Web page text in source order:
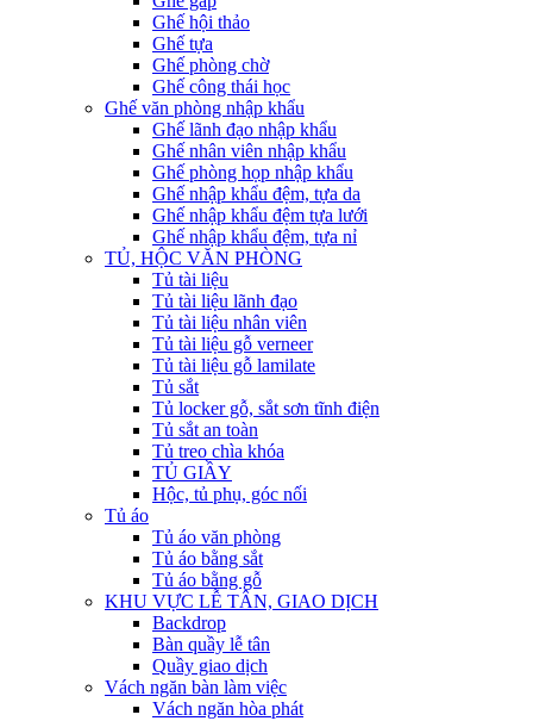
Ghế hội thảo
Ghế tựa
Ghế phòng chờ
Ghế công thái học
Ghế văn phòng nhập khẩu
Ghế lãnh đạo nhập khẩu
Ghế nhân viên nhập khẩu
Ghế phòng họp nhập khẩu
Ghế nhập khẩu đệm, tựa da
Ghế nhập khẩu đệm tựa lưới
Ghế nhập khẩu đệm, tựa nỉ
TỦ, HỘC VĂN PHÒNG
Tủ tài liệu
Tủ tài liệu lãnh đạo
Tủ tài liệu nhân viên
Tủ tài liệu gỗ verneer
Tủ tài liệu gỗ lamilate
Tủ sắt
Tủ locker gỗ, sắt sơn tĩnh điện
Tủ sắt an toàn
Tủ treo chìa khóa
TỦ GIẦY
Hộc, tủ phụ, góc nối
Tủ áo
Tủ áo văn phòng
Tủ áo bằng sắt
Tủ áo bằng gỗ
KHU VỰC LỄ TÂN, GIAO DỊCH
Backdrop
Bàn quầy lễ tân
Quầy giao dịch
Vách ngăn bàn làm việc
Vách ngăn hòa phát